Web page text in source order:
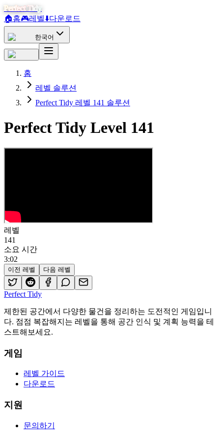
Perfect Tidy
🏠홈🎮레벨⬇️다운로드
한국어
홈
레벨 솔루션
Perfect Tidy 레벨 141 솔루션
Perfect Tidy Level 141
레벨
141
소요 시간
3:02
이전 레벨 다음 레벨
Perfect Tidy
제한된 공간에서 다양한 물건을 정리하는 도전적인 게임입니
다. 점점 복잡해지는 레벨을 통해 공간 인식 및 계획 능력을 테
스트해보세요.
게임
레벨 가이드
다운로드
지원
문의하기